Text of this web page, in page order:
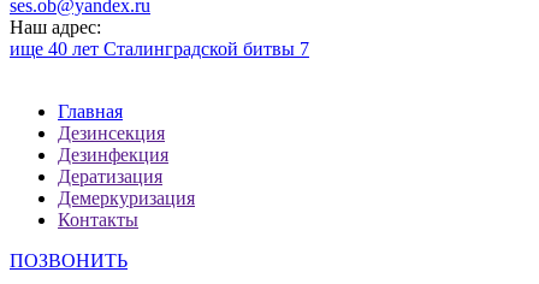
ses.ob@yandex.ru
Наш адрес:
ище 40 лет Сталинградской битвы 7
Главная
Дезинсекция
Дезинфекция
Дератизация
Демеркуризация
Контакты
ПОЗВОНИТЬ